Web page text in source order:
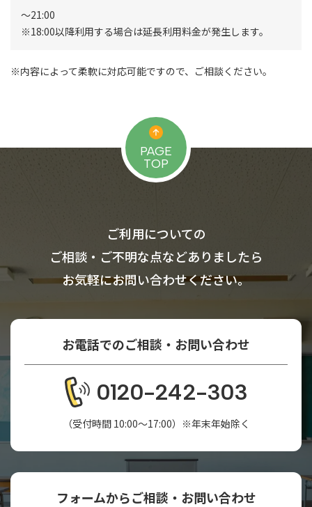
～21:00
※18:00以降利用する場合は延長利用料金が発生します。
※内容によって柔軟に対応可能ですので、ご相談ください。
PAGE
TOP
ご利用についての
ご相談・ご不明な点などありましたら
お気軽にお問い合わせください。
お電話でのご相談・お問い合わせ
0120-242-303
（受付時間 10:00～17:00）※年末年始除く
フォームからご相談・お問い合わせ